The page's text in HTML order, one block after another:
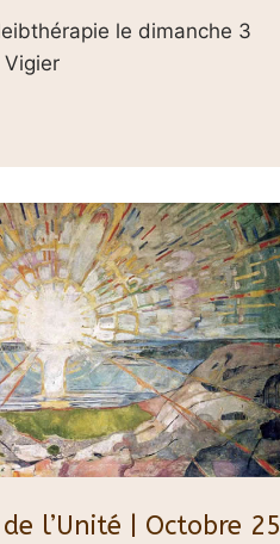
le dimanche 3
Vigier
l’Unité | Octobre 25